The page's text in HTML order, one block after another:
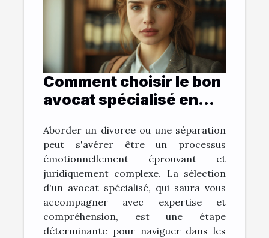
Comment choisir le bon
avocat spécialisé en
Aborder un divorce ou une séparation
peut s'avérer être un processus
émotionnellement éprouvant et
juridiquement complexe. La sélection
d'un avocat spécialisé, qui saura vous
accompagner avec expertise et
compréhension, est une étape
déterminante pour naviguer dans les